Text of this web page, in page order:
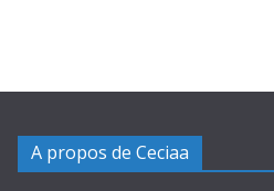
A propos de Ceciaa